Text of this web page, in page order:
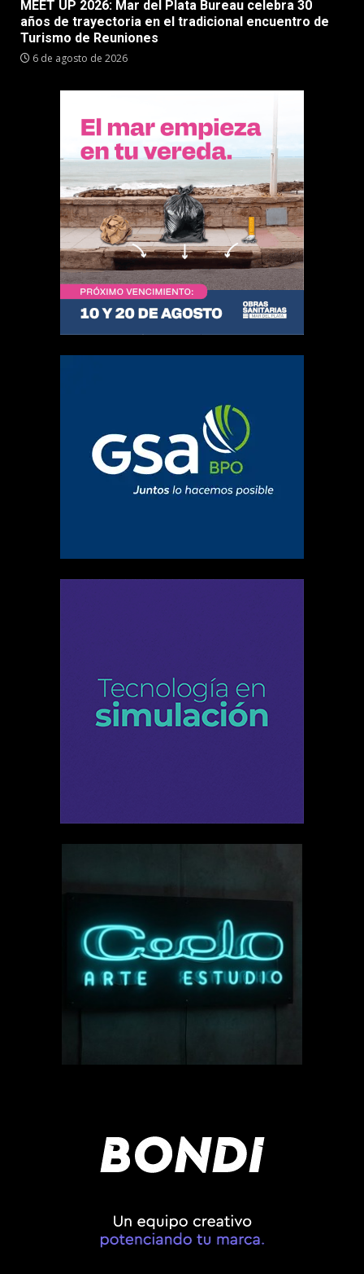
MEET UP 2026: Mar del Plata Bureau celebra 30
años de trayectoria en el tradicional encuentro de
Turismo de Reuniones
6 de agosto de 2026